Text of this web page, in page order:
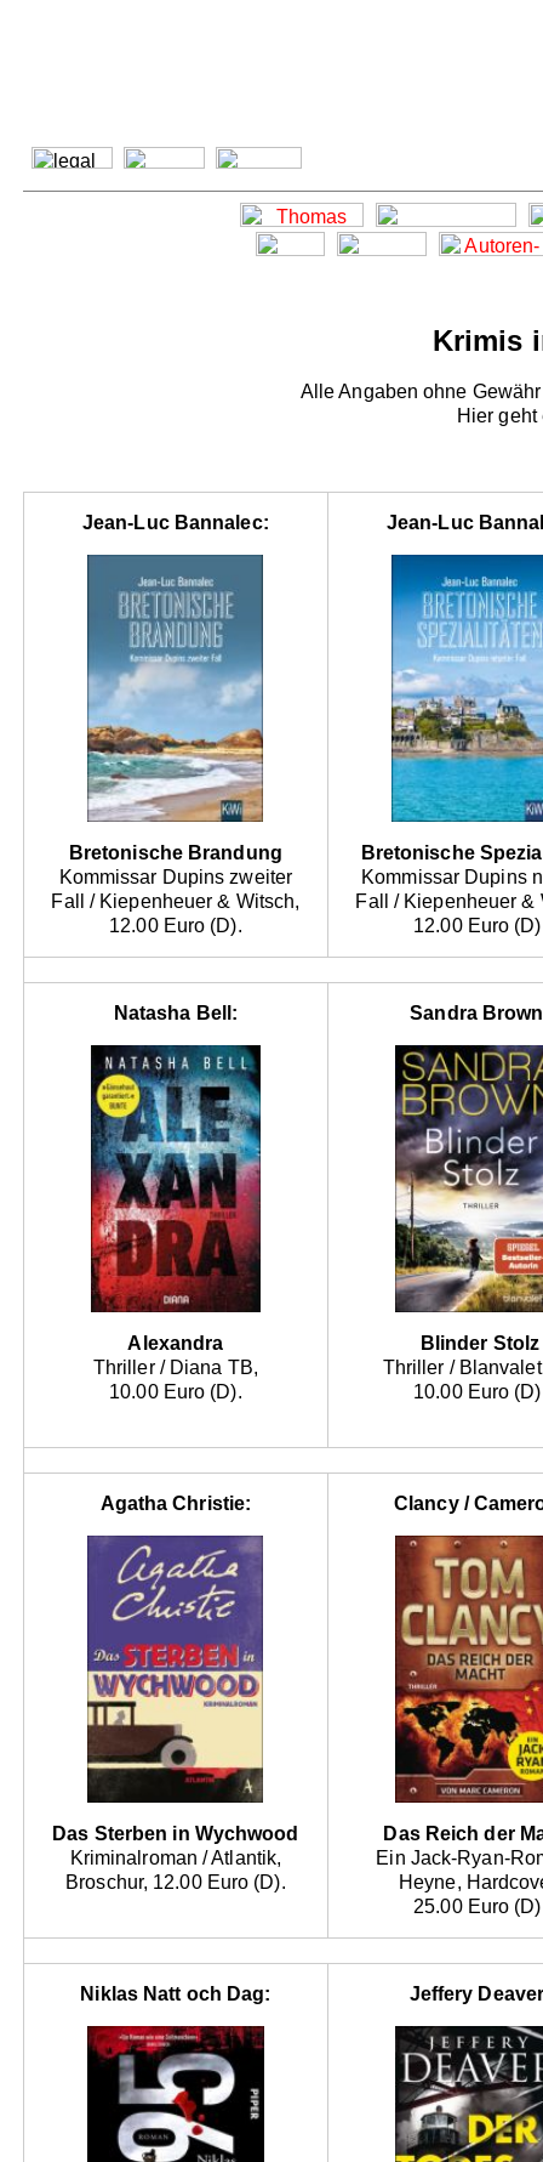
Krimis
Alle Angaben ohne
Hier
Jean-Luc Bannalec:
Bretonische Brandung
Kommissar Dupins zweiter
Fall / Kiepenheuer & Witsch,
12.00 Euro (D).
Jean-Luc
Bretonische
Kommissar Dupins
Fall / Kiepenheuer &
12.00 Euro
Natasha Bell:
Alexandra
Thriller / Diana TB,
10.00 Euro (D).
Sandra
Blinder Stolz
Thriller /
10.00 Euro
Agatha Christie:
Das Sterben in Wychwood
Kriminalroman / Atlantik,
Broschur, 12.00 Euro (D).
Clancy /
Das Reich der
Ein Jack-Ryan-
Heyne,
25.00 Euro
Niklas Natt och Dag: Jeffery